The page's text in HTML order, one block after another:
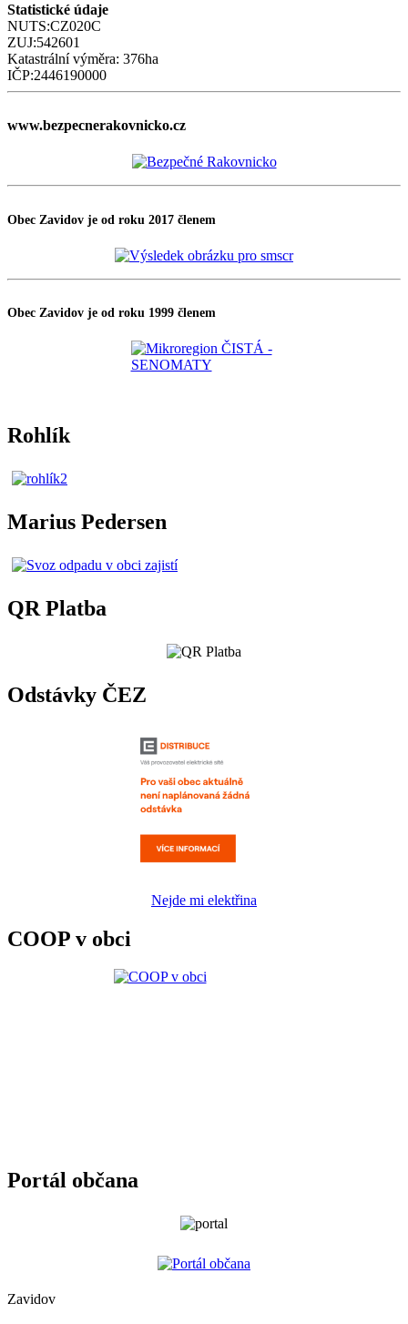
Statistické údaje
NUTS:CZ020C
ZUJ:542601
Katastrální výměra: 376ha
IČP:2446190000
www.bezpecnerakovnicko.cz
Obec Zavidov je od roku 2017 členem
Obec Zavidov je od roku 1999 členem
Rohlík
Marius Pedersen
QR Platba
Odstávky ČEZ
Nejde mi elektřina
COOP v obci
Portál občana
Zavidov